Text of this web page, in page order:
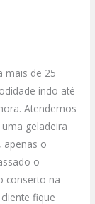
mais de 25
indo até
Atendemos
geladeira
apenas o
o
conserto na
fique